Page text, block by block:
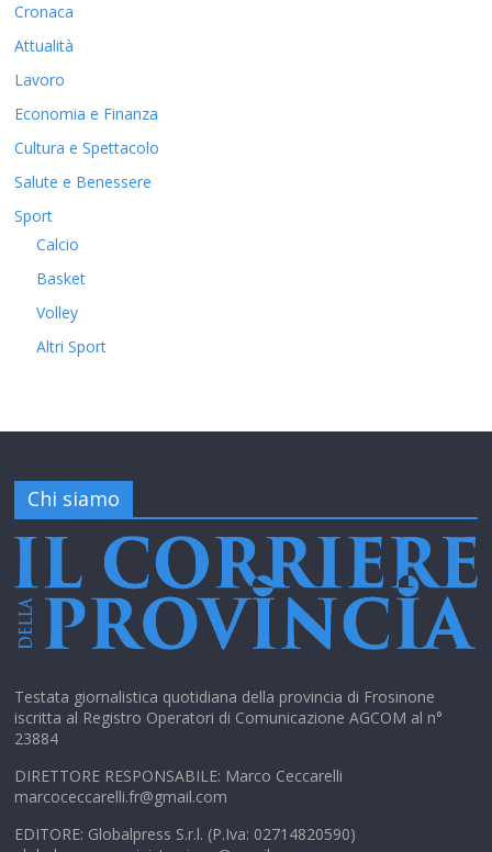
Cronaca
Attualità
Lavoro
Economia e Finanza
Cultura e Spettacolo
Salute e Benessere
Sport
Calcio
Basket
Volley
Altri Sport
Chi siamo
Testata giornalistica quotidiana della provincia di Frosinone
iscritta al Registro Operatori di Comunicazione AGCOM al n°
23884
DIRETTORE RESPONSABILE: Marco Ceccarelli
marcoceccarelli.fr@gmail.com
EDITORE: Globalpress S.r.l. (P.Iva: 02714820590)